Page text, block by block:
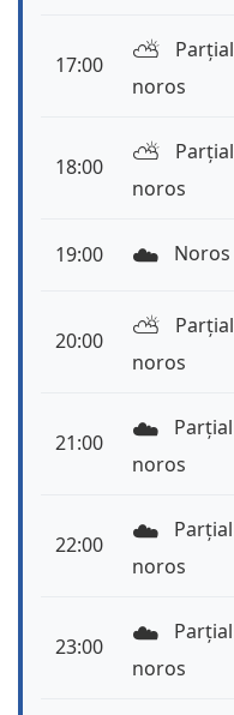
17:00 ⛅️
Parțial
noros
18:00 ⛅️
Parțial
noros
19:00 ☁️ Noros
20:00 ⛅️
Parțial
noros
21:00 ☁️
Parțial
noros
22:00 ☁️
Parțial
noros
23:00 ☁️
Parțial
noros